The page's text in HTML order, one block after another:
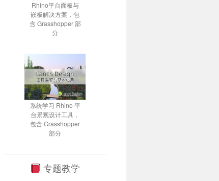
Rhino平台面板与
嵌板解决方案，包
含 Grasshopper 部
分
系统学习 Rhino 平
台景观设计工具，
包含 Grasshopper
部分
专题教学